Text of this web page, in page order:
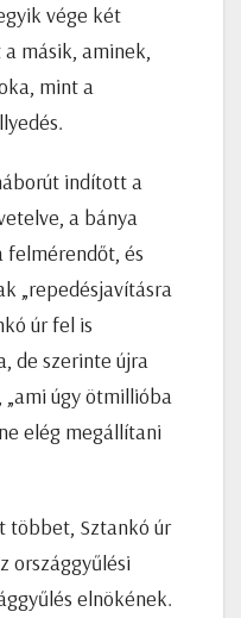
vége két
másik, aminek,
mint a
indított a
a bánya
és
„repedésjavításra
úr fel is
de szerinte újra
úgy ötmillióba
elég megállítani
többet, Sztankó úr
országgyűlési
elnökének.